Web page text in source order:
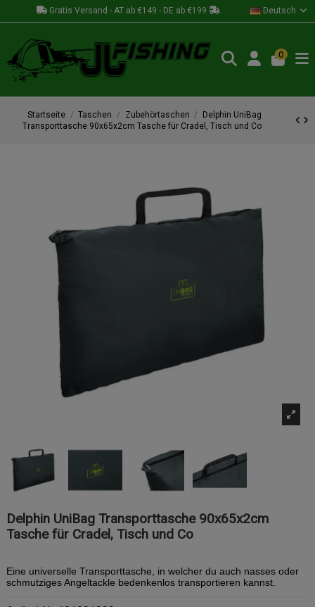
Gratis Versand - AT ab €149 - DE ab €199 Deutsch
0
Startseite Taschen Zubehörtaschen
Delphin UniBag
Transporttasche 90x65x2cm Tasche für Cradel, Tisch und Co
Delphin UniBag Transporttasche 90x65x2cm
Tasche für Cradel, Tisch und Co
Eine universelle Transporttasche, in welcher du auch nasses oder
schmutziges Angeltackle bedenkenlos transportieren kannst.